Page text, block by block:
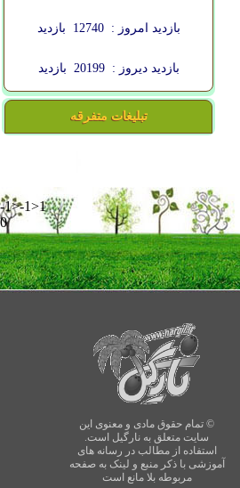
بازدید امروز : 12740 بازدید
بازدید دیروز : 20199 بازدید
تبلیغات متفرقه
-1>-1>1
0
© تمام حقوق مادی و معنوی این
سایت متعلق به نارگیل است.
استفاده از مطالب در رسانه های
آموزشی با ذکر منبع و لینک به صفحه
مربوطه بلا مانع است